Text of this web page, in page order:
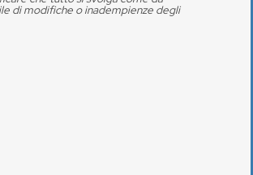
di modifiche o inadempienze degli